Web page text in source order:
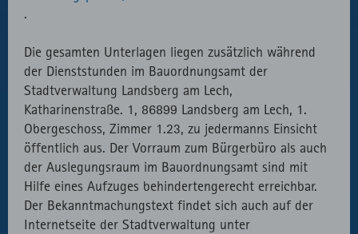
.
Die gesamten Unterlagen liegen zusätzlich während
der Dienststunden im Bauordnungsamt der
Stadtverwaltung Landsberg am Lech,
Katharinenstraße. 1, 86899 Landsberg am Lech, 1.
Obergeschoss, Zimmer 1.23, zu jedermanns Einsicht
öffentlich aus. Der Vorraum zum Bürgerbüro als auch
der Auslegungsraum im Bauordnungsamt sind mit
Hilfe eines Aufzuges behindertengerecht erreichbar.
Der Bekanntmachungstext findet sich auch auf der
Internetseite der Stadtverwaltung unter